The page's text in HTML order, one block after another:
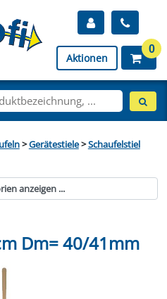
Aktionen
0
>Gerätestiele>Schaufelstiel
anzeigen ...
Dm= 40/41mm